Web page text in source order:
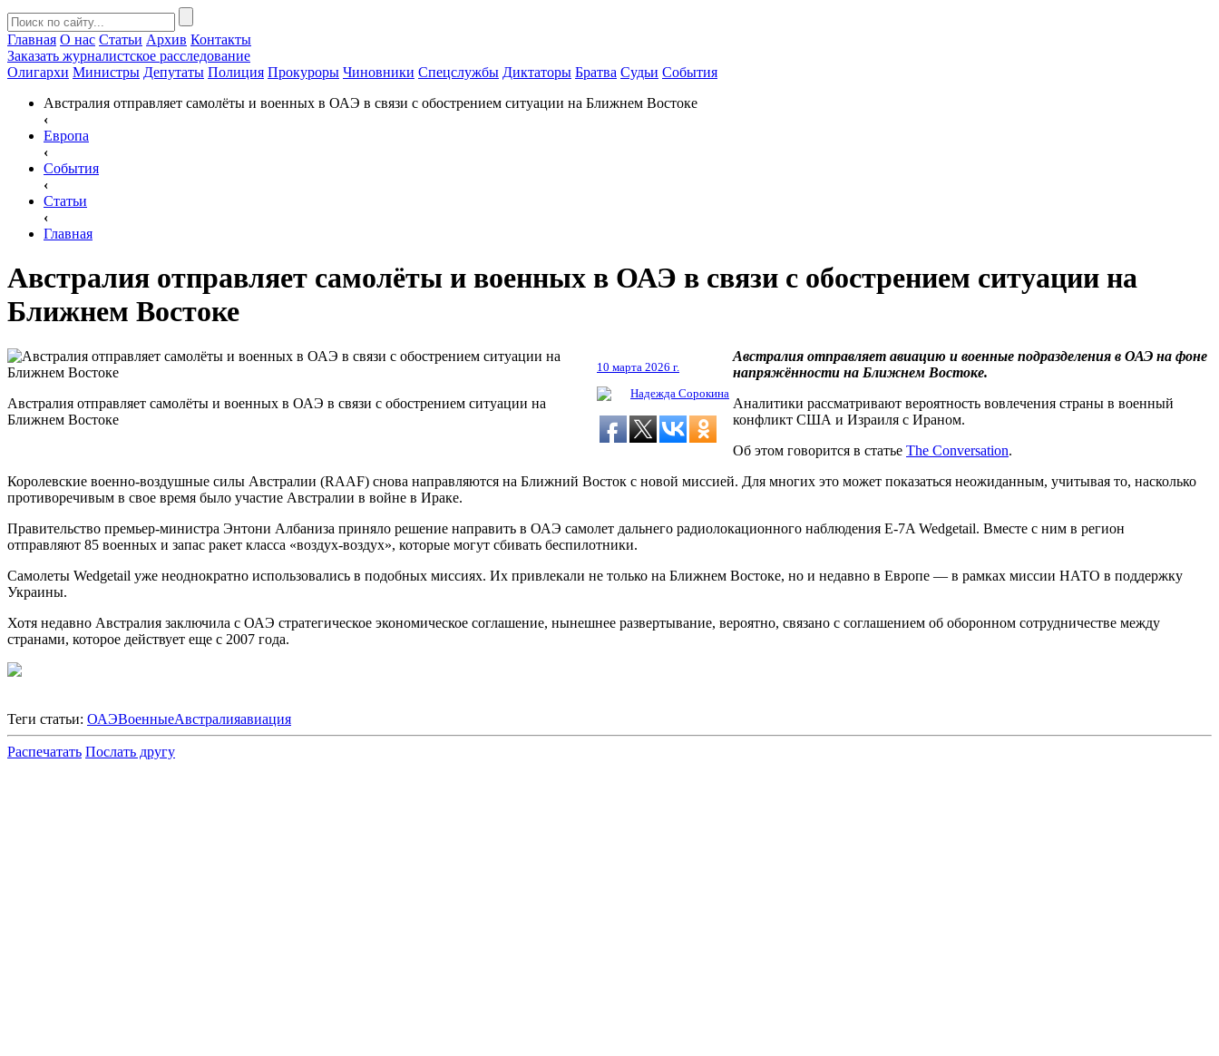
Главная О нас Статьи Архив Контакты
Заказать журналистское расследование
Олигархи Министры Депутаты Полиция Прокуроры Чиновники Спецслужбы Диктаторы Братва Судьи События
Австралия отправляет самолёты и военных в ОАЭ в связи с обострением ситуации на Ближнем Востоке
‹
Европа
‹
События
‹
Статьи
‹
Главная
Австралия отправляет самолёты и военных в ОАЭ в связи с обострением ситуации на
Ближнем Востоке
Австралия отправляет самолёты и военных в ОАЭ в связи с обострением ситуации на
Ближнем Востоке
10 марта 2026 г.
Надежда Сорокина
Австралия отправляет авиацию и военные подразделения в ОАЭ на фоне
напряжённости на Ближнем Востоке.
Аналитики рассматривают вероятность вовлечения страны в военный
конфликт США и Израиля с Ираном.
Об этом говорится в статье The Conversation.
Королевские военно-воздушные силы Австралии (RAAF) снова направляются на Ближний Восток с новой миссией. Для многих это может показаться неожиданным, учитывая то, насколько
противоречивым в свое время было участие Австралии в войне в Ираке.
Правительство премьер-министра Энтони Албаниза приняло решение направить в ОАЭ самолет дальнего радиолокационного наблюдения E-7A Wedgetail. Вместе с ним в регион
отправляют 85 военных и запас ракет класса «воздух-воздух», которые могут сбивать беспилотники.
Самолеты Wedgetail уже неоднократно использовались в подобных миссиях. Их привлекали не только на Ближнем Востоке, но и недавно в Европе — в рамках миссии НАТО в поддержку
Украины.
Хотя недавно Австралия заключила с ОАЭ стратегическое экономическое соглашение, нынешнее развертывание, вероятно, связано с соглашением об оборонном сотрудничестве между
странами, которое действует еще с 2007 года.
Теги статьи: ОАЭВоенныеАвстралияавиация
Распечатать Послать другу